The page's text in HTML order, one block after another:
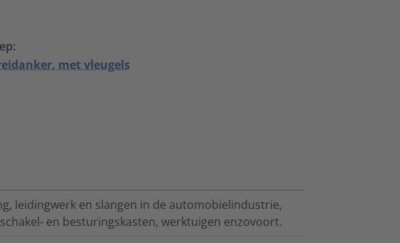
met vleugels
leidingwerk en slangen in de automobielindustrie,
en besturingskasten, werktuigen enzovoort.